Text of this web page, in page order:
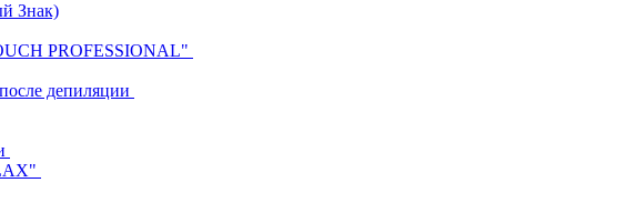
Знак)
PROFESSIONAL"
депиляции